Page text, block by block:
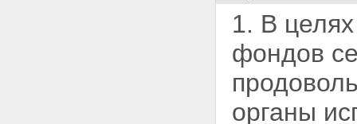
1. В
фондов
органы